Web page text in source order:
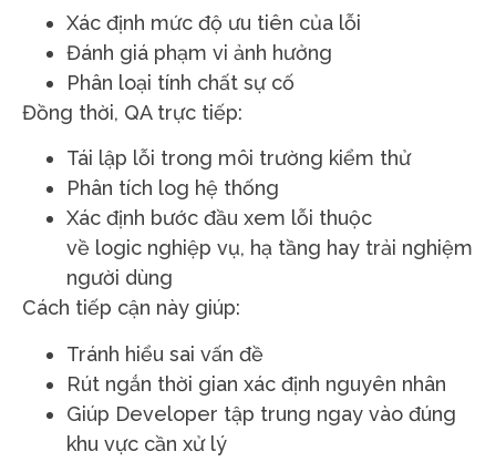
Xác định mức độ ưu tiên của lỗi
Đánh giá phạm vi ảnh hưởng
Phân loại tính chất sự cố
Đồng thời, QA trực tiếp:
Tái lập lỗi trong môi trường kiểm thử
Phân tích log hệ thống
Xác định bước đầu xem lỗi thuộc
về logic nghiệp vụ, hạ tầng hay trải nghiệm
người dùng
Cách tiếp cận này giúp:
Tránh hiểu sai vấn đề
Rút ngắn thời gian xác định nguyên nhân
Giúp Developer tập trung ngay vào đúng
khu vực cần xử lý